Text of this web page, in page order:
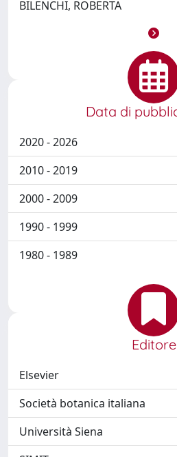
BILENCHI, ROBERTA
Data di
2020 - 2026
2010 - 2019
2000 - 2009
1990 - 1999
1980 - 1989
Editore
Elsevier
Società botanica italiana
Università Siena